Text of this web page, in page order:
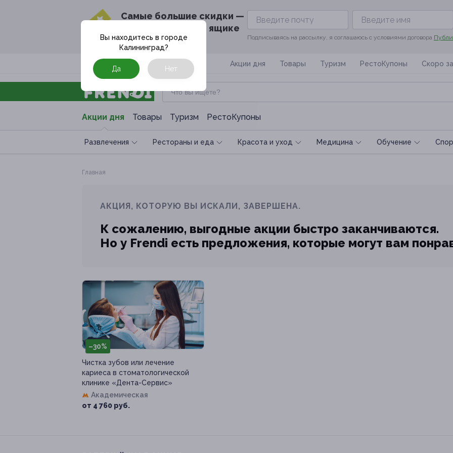
Cамые большие скидки —
в твоём почтовом ящике
Подписываясь на рассылку, я соглашаюсь с условиями договора
Москва Акции дня Товары Туризм РестоКупоны Скоро
Акции дня Товары Туризм РестоКупоны
Развлечения Рестораны и еда Красота и уход Медицина Обучение
Вы находитесь в городе
Калининград?
Да Нет
Главная
АКЦИЯ, КОТОРУЮ ВЫ ИСКАЛИ, ЗАВЕРШЕНА.
К сожалению, выгодные акции быстро заканчиваются.
Но у Frendi есть предложения, которые могут вам
–30%
Чистка зубов или лечение
кариеса в стоматологической
клинике «Дента-Сервис»
Академическая
от 4 760 руб.